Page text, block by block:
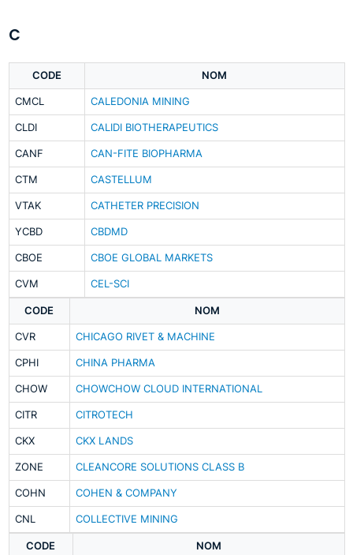
C
CODE NOM
CMCL CALEDONIA MINING
CLDI CALIDI BIOTHERAPEUTICS
CANF CAN-FITE BIOPHARMA
CTM CASTELLUM
VTAK CATHETER PRECISION
YCBD CBDMD
CBOE CBOE GLOBAL MARKETS
CVM CEL-SCI
CODE NOM
CVR CHICAGO RIVET & MACHINE
CPHI CHINA PHARMA
CHOW CHOWCHOW CLOUD INTERNATIONAL
CITR CITROTECH
CKX CKX LANDS
ZONE CLEANCORE SOLUTIONS CLASS B
COHN COHEN & COMPANY
CNL COLLECTIVE MINING
CODE NOM